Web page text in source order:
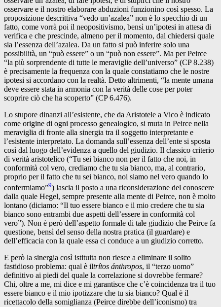
osservare e il nostro elaborare abduzioni funzionino così spesso. La
proposizione descrittiva “vedo un’azalea” non è lo specchio di un
fatto, come vorrà poi il neopositivismo, bensì un’ipotesi in attesa di
verifica e che prescinde, almeno per il momento, dal chiedersi quale
sia l’essenza dell’azalea. Da un fatto si può inferire solo una
possibilità, un “può essere” o un “può non essere”. Ma per Peirce
“la più sorprendente di tutte le meraviglie dell’universo” (CP 8.238)
è precisamente la frequenza con la quale constatiamo che le nostre
ipotesi si accordano con la realtà. Detto altrimenti, “la mente umana
deve essere stata in armonia con la verità delle cose per poter
scoprire ciò che ha scoperto” (CP 6.476).
Lo stupore dinanzi all’esistente, che da Aristotele a Vico è indicato
come origine di ogni processo genealogico, si muta in Peirce nella
meraviglia di fronte alla sinergia tra il soggetto interpretante e
l’esistente interpretato. La domanda sull’essenza dell’ente si sposta
così dal luogo dell’evidenza a quello del giudizio. Il classico criterio
di verità aristotelico (“Tu sei bianco non per il fatto che noi, in
conformità col vero, crediamo che tu sia bianco, ma, al contrario,
proprio per il fatto che tu sei bianco, noi siamo nel vero quando lo
confermiamo”9) lascia il posto a una riconsiderazione del conoscere
dalla quale Hegel, sempre presente alla mente di Peirce, non è molto
lontano (diciamo: “Il tuo essere bianco e il mio credere che tu sia
bianco sono entrambi due aspetti dell’essere in conformità col
vero”). Non è però dell’aspetto formale di tale giudizio che Peirce fa
questione, bensì del senso della nostra pratica (il guardare) e
dell’efficacia con la quale essa ci conduce a un giudizio corretto.
E però la sinergia così istituita non riesce a eliminare il solito
fastidioso problema: qual è iltrítos ánthropos, il “terzo uomo”
definitivo ai piedi del quale la correlazione si dovrebbe fermare?
Chi, oltre a me, mi dice e mi garantisce che c’è coincidenza tra il tuo
essere bianco e il mio ipotizzare che tu sia bianco? Qual è il
ricettacolo della somiglianza (Peirce direbbe dell’iconismo) tra